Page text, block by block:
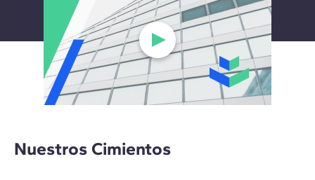
Nuestros Cimientos